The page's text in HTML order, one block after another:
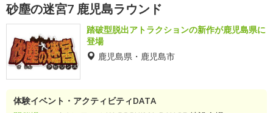
砂塵の迷宮7 鹿児島ラウンド
踏破型脱出アトラクションの新作が鹿児島県に
登場
鹿児島県・鹿児島市
体験イベント・アクティビティDATA